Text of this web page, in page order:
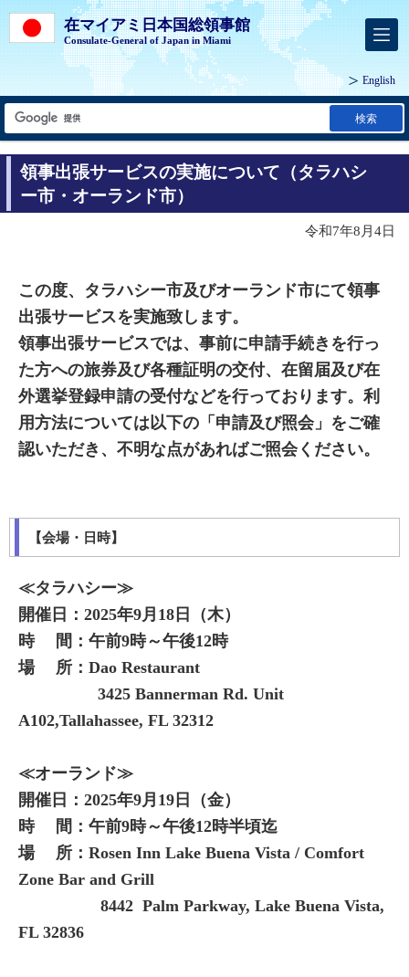
在マイアミ日本国総領事館
Consulate-General of Japan in Miami
English
検索
領事出張サービスの実施について（タラハシ
ー市・オーランド市）
令和7年8月4日
この度、タラハシー市及びオーランド市にて領事
出張サービスを実施致します。
領事出張サービスでは、事前に申請手続きを行っ
た方への旅券及び各種証明の交付、在留届及び在
外選挙登録申請の受付などを行っております。利
用方法については以下の「申請及び照会」をご確
認いただき、不明な点があればご照会ください。
【会場・日時】
≪タラハシー≫
開催日：2025年9月18日（木）
時 間：午前9時～午後12時
場 所： Dao Restaurant
3425 Bannerman Rd. Unit
A102,Tallahassee, FL 32312
≪オーランド≫
開催日：2025年9月19日（金）
時 間：午前9時～午後12時半頃迄
場 所：Rosen Inn Lake Buena Vista / Comfort
Zone Bar and Grill
8442 Palm Parkway, Lake Buena Vista,
FL 32836